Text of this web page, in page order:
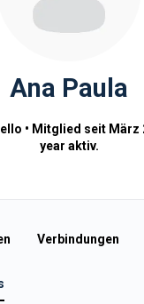
Ana Paula
• Mitglied seit März
year aktiv.
Verbindungen